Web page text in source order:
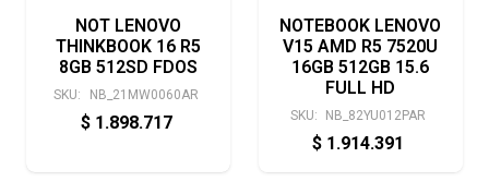
NOT LENOVO
THINKBOOK 16 R5
8GB 512SD FDOS
SKU: NB_21MW0060AR
$ 1.898.717
NOTEBOOK LENOVO
V15 AMD R5 7520U
16GB 512GB 15.6
FULL HD
SKU: NB_82YU012PAR
$ 1.914.391